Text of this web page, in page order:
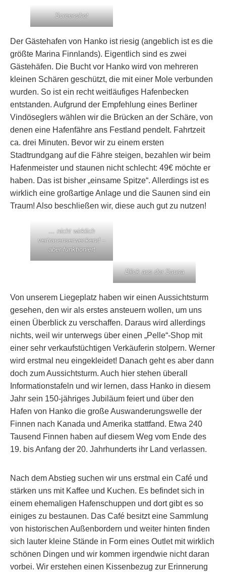
Screenshot
Der Gästehafen von Hanko ist riesig (angeblich ist es die
größte Marina Finnlands). Eigentlich sind es zwei
Gästehäfen. Die Bucht vor Hanko wird von mehreren
kleinen Schären geschützt, die mit einer Mole verbunden
wurden. So ist ein recht weitläufiges Hafenbecken
entstanden. Aufgrund der Empfehlung eines Berliner
Vindöseglers wählen wir die Brücken an der Schäre, von
denen eine Hafenfähre ans Festland pendelt. Fahrtzeit
ca. drei Minuten. Bevor wir zu einem ersten
Stadtrundgang auf die Fähre steigen, bezahlen wir beim
Hafenmeister und staunen nicht schlecht: 49€ möchte er
haben. Das ist bisher „einsame Spitze“. Allerdings ist es
wirklich eine großartige Anlage und die Saunen sind ein
Traum! Also beschließen wir, diese auch gut zu nutzen!
… nicht wirklich
vertrauenserweckend –
aber funktioniert
Blick aus der Sauna
Von unserem Liegeplatz haben wir einen Aussichtsturm
gesehen, den wir als erstes ansteuern wollen, um uns
einen Überblick zu verschaffen. Daraus wird allerdings
nichts, weil wir unterwegs über einen „Pelle“-Shop mit
einer sehr verkaufstüchtigen Verkäuferin stolpern. Werner
wird erstmal neu eingekleidet! Danach geht es aber dann
doch zum Aussichtsturm. Auch hier stehen überall
Informationstafeln und wir lernen, dass Hanko in diesem
Jahr sein 150-jähriges Jubiläum feiert und über den
Hafen von Hanko die große Auswanderungswelle der
Finnen nach Kanada und Amerika stattfand. Etwa 240
Tausend Finnen haben auf diesem Weg vom Ende des
19. bis Anfang der 20. Jahrhunderts ihr Land verlassen.
Nach dem Abstieg suchen wir uns erstmal ein Café und
stärken uns mit Kaffee und Kuchen. Es befindet sich in
einem ehemaligen Hafenschuppen und dort gibt es so
einiges zu bestaunen. Das Café besitzt eine Sammlung
von historischen Außenbordern und weiter hinten finden
sich lauter kleine Stände in Form eines Outlet mit wirklich
schönen Dingen und wir kommen irgendwie nicht daran
vorbei. Wir erstehen einen Kissenbezug zur Erinnerung